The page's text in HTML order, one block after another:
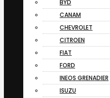
BYD
CANAM
CHEVROLET
CITROEN
FIAT
FORD
INEOS GRENADIER
ISUZU